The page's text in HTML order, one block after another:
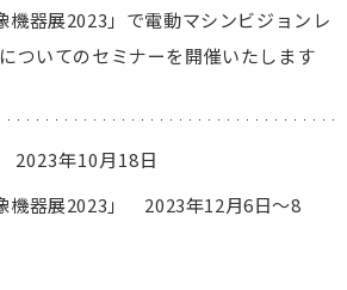
機器展2023」で電動マシンビジョンレ
ついてのセミナーを開催いたします
2023年10月18日
機器展2023」 2023年12月6日～8